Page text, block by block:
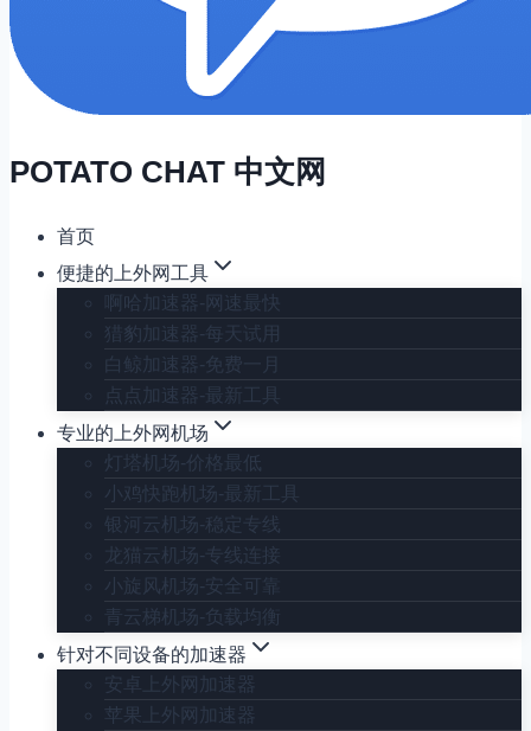
POTATO CHAT 中文网
首页
便捷的上外网工具
啊哈加速器-网速最快
猎豹加速器-每天试用
白鲸加速器-免费一月
点点加速器-最新工具
专业的上外网机场
灯塔机场-价格最低
小鸡快跑机场-最新工具
银河云机场-稳定专线
龙猫云机场-专线连接
小旋风机场-安全可靠
青云梯机场-负载均衡
针对不同设备的加速器
安卓上外网加速器
苹果上外网加速器